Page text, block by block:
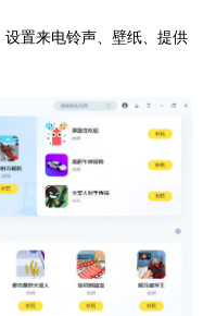
置来电铃声、壁纸、提供